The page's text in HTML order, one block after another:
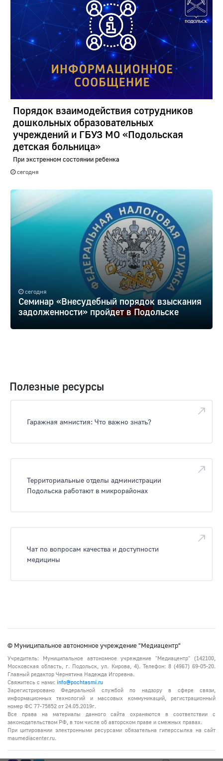
Порядок взаимодействия сотрудников
дошкольных образовательных
учреждений и ГБУЗ МО «Подольская
детская больница»
При экстренном состоянии ребенка
сегодня
сегодня
Семинар «Внесудебный порядок взыскания
задолженности» пройдет в Подольске
Полезные ресурсы
Гаражная амнистия: Что важно знать?
Территориальные отделы администрации
Подольска работают в микрорайонах
Чат по вопросам качества и доступности
медицины
© Муниципальное автономное учреждение "Медиацентр"
Учредитель: Муниципальное автономное учреждение "Медиацентр" (142100,
Московская область, г. Подольск, ул. Кирова, 4). Телефон: 8 (4967) 69-05-20.
Главный редактор Чернятина Надежда Игоревна.
Свяжитесь с нами: info@pochtasmi.ru
Зарегистрировано Федеральной службой по надзору в сфере связи,
информационных технологий и массовых коммуникаций, регистрационный
номер ФС 77-75852 от 24.05.2019г.
Все права на материалы данного сайта охраняются в соответствии с
законодательством РФ, в том числе об авторском праве и смежных правах.
При цитировании электронными ресурсами обязательна гиперссылка на сайт
maumediacenter.ru.